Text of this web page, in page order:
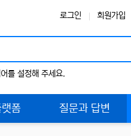
로그인 회원가입
를 설정해 주세요.
폼 질문과 답변